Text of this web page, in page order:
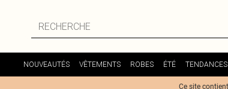
NOUVEAUTÉS VÊTEMENTS ROBES ÉTÉ TENDANCES
Ce site